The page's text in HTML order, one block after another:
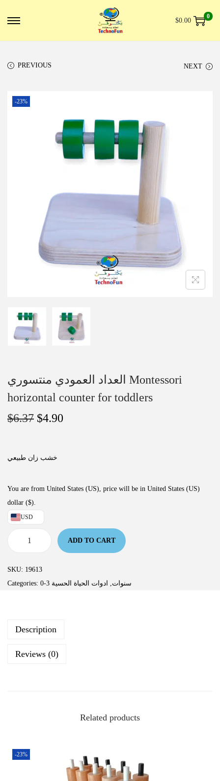
$0.00
0
PREVIOUS NEXT
-23%
العداد العمودي منتسوري Montessori
horizontal counter for toddlers
$6.37 $4.90
خشب زان طبيعي
You are from United States (US), price will be in United States (US)
dollar ($).
USD
ADD TO CART
SKU: 19613
Categories:
0-3 سنوات, ادوات الحياة الحسية
Description
Reviews (0)
Related products
-23%